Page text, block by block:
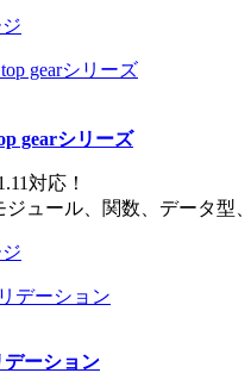
gearシリーズ
対応！
ュール、関数、データ型
ーション